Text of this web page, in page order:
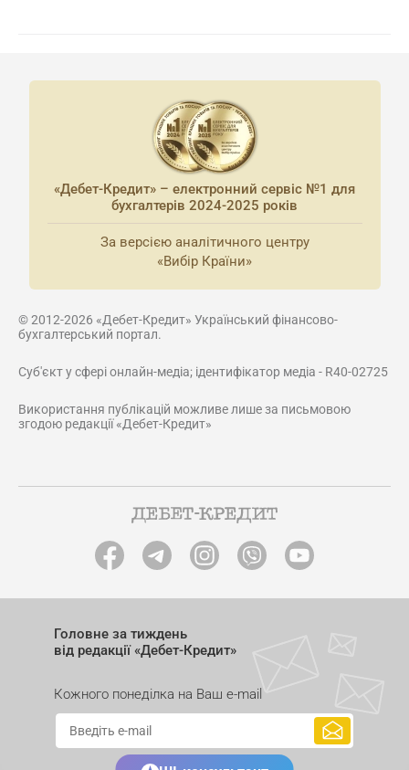
«Дебет-Кредит» – електронний сервіс №1 для
бухгалтерів 2024-2025 років
За версією аналітичного центру
«Вибір Країни»
© 2012-2026 «Дебет-Кредит» Український фінансово-
бухгалтерський портал.
Суб'єкт у сфері онлайн-медіа; ідентифікатор медіа - R40-02725
Використання публікацій можливе лише за письмовою
згодою редакції «Дебет-Кредит»
Головне за тиждень
від редакції «Дебет-Кредит»
Кожного понеділка на Ваш e-mail